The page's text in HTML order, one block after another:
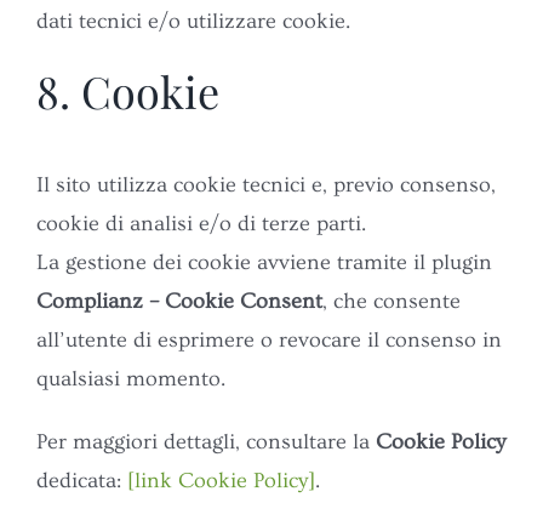
dati tecnici e/o utilizzare cookie.
8. Cookie
Il sito utilizza cookie tecnici e, previo consenso,
cookie di analisi e/o di terze parti.
La gestione dei cookie avviene tramite il plugin
Complianz – Cookie Consent, che consente
all’utente di esprimere o revocare il consenso in
qualsiasi momento.
Per maggiori dettagli, consultare la Cookie Policy
dedicata: [link Cookie Policy].